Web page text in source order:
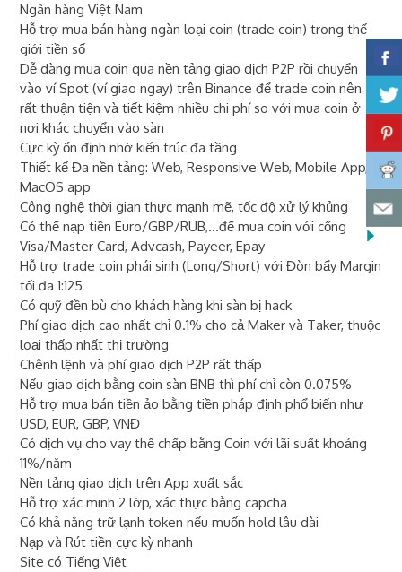
Ngân hàng Việt Nam
Hỗ trợ mua bán hàng ngàn loại coin (trade coin) trong thế
giới tiền số
Dễ dàng mua coin qua nền tảng giao dịch P2P rồi chuyển
vào ví Spot (ví giao ngay) trên Binance để trade coin nên
rất thuận tiện và tiết kiệm nhiều chi phí so với mua coin ở
nơi khác chuyển vào sàn
Cực kỳ ổn định nhờ kiến trúc đa tầng
Thiết kế Đa nền tảng: Web, Responsive Web, Mobile App,
MacOS app
Công nghệ thời gian thực mạnh mẽ, tốc độ xử lý khủng
Có thể nạp tiền Euro/GBP/RUB,...để mua coin với cổng
Visa/Master Card, Advcash, Payeer, Epay
Hỗ trợ trade coin phái sinh (Long/Short) với Đòn bẩy Margin
tối đa 1:125
Có quỹ đền bù cho khách hàng khi sàn bị hack
Phí giao dịch cao nhất chỉ 0.1% cho cả Maker và Taker, thuộc
loại thấp nhất thị trường
Chênh lệnh và phí giao dịch P2P rất thấp
Nếu giao dịch bằng coin sàn BNB thì phí chỉ còn 0.075%
Hỗ trợ mua bán tiền ảo bằng tiền pháp định phổ biến như
USD, EUR, GBP, VNĐ
Có dịch vụ cho vay thế chấp bằng Coin với lãi suất khoảng
11%/năm
Nền tảng giao dịch trên App xuất sắc
Hỗ trợ xác minh 2 lớp, xác thực bằng capcha
Có khả năng trữ lạnh token nếu muốn hold lâu dài
Nạp và Rút tiền cực kỳ nhanh
Site có Tiếng Việt